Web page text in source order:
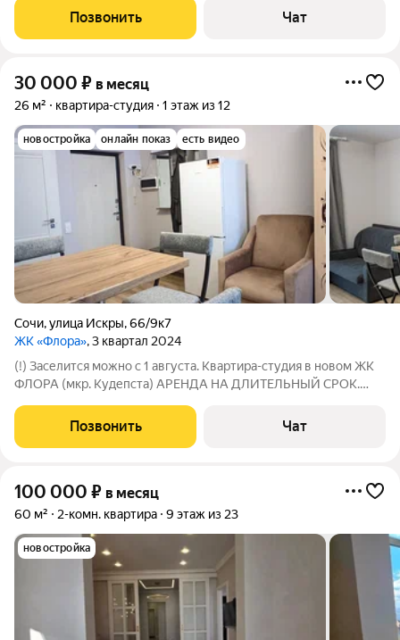
балкон, прихожая, санузел с душевой Есть вся необходимая
новая мебель и современная
Позвонить Чат
30 000 ₽ в месяц
26 м² квартира-студия 1 этаж из 12
новостройка онлайн показ есть видео
Сочи,улица Искры,66/9к7
ЖК «Флора», 3 квартал 2024
(!) Заселится можно с 1 августа. Квартира-студия в новом ЖК
ФЛОРА (мкр. Кудепста) АРЕНДА НА ДЛИТЕЛЬНЫЙ СРОК.
Летний сезон. (!) Залог возвратный - 30 000 (разбивается на 3
Позвонить Чат
100 000 ₽ в месяц
60 м² 2-комн. квартира 9 этаж из 23
новостройка